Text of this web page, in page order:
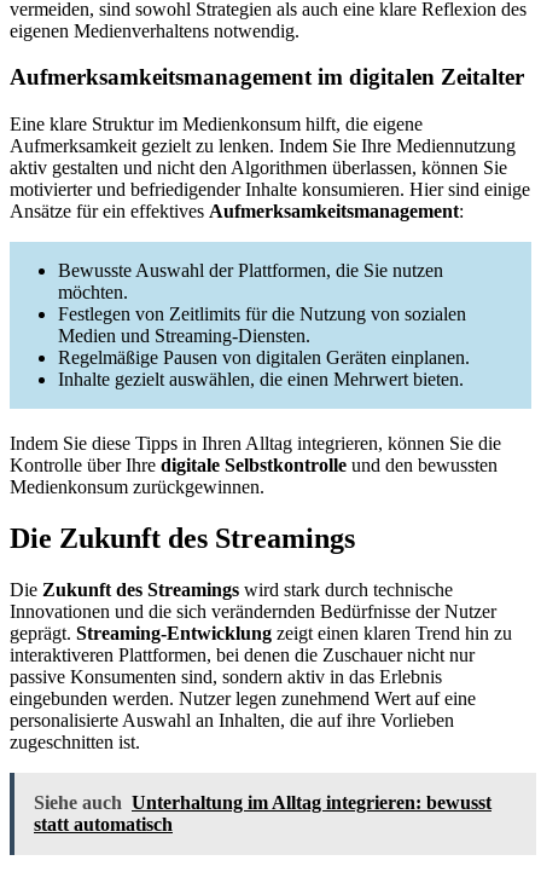
vermeiden, sind sowohl Strategien als auch eine klare Reflexion des
eigenen Medienverhaltens notwendig.
Aufmerksamkeitsmanagement im digitalen Zeitalter
Eine klare Struktur im Medienkonsum hilft, die eigene
Aufmerksamkeit gezielt zu lenken. Indem Sie Ihre Mediennutzung
aktiv gestalten und nicht den Algorithmen überlassen, können Sie
motivierter und befriedigender Inhalte konsumieren. Hier sind einige
Ansätze für ein effektives Aufmerksamkeitsmanagement:
Bewusste Auswahl der Plattformen, die Sie nutzen
möchten.
Festlegen von Zeitlimits für die Nutzung von sozialen
Medien und Streaming-Diensten.
Regelmäßige Pausen von digitalen Geräten einplanen.
Inhalte gezielt auswählen, die einen Mehrwert bieten.
Indem Sie diese Tipps in Ihren Alltag integrieren, können Sie die
Kontrolle über Ihre digitale Selbstkontrolle und den bewussten
Medienkonsum zurückgewinnen.
Die Zukunft des Streamings
Die Zukunft des Streamings wird stark durch technische
Innovationen und die sich verändernden Bedürfnisse der Nutzer
geprägt. Streaming-Entwicklung zeigt einen klaren Trend hin zu
interaktiveren Plattformen, bei denen die Zuschauer nicht nur
passive Konsumenten sind, sondern aktiv in das Erlebnis
eingebunden werden. Nutzer legen zunehmend Wert auf eine
personalisierte Auswahl an Inhalten, die auf ihre Vorlieben
zugeschnitten ist.
Siehe auch Unterhaltung im Alltag integrieren: bewusst
statt automatisch